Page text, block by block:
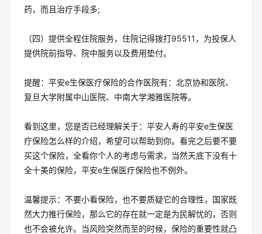
药，而且治疗手段多;
（四）提供全程住院服务，住院记得拨打95511，为投保人
提供院前指导、院中服务以及费用垫付。
提醒：平安e生保医疗保险的合作医院有：北京协和医院、
复旦大学附属中山医院、中南大学湘雅医院等。
看到这里，您是否已经理解关于：平安人寿的平安e生保医
疗保险怎么样的介绍，希望可以帮助到你。看完之后要不要
买这个保险，全看你个人的考虑与需求，当然天底下没有十
全十美的保险，平安e生保医疗保险也不例外。
温馨提示：不要小看保险，也不要质疑它的合理性，国家既
然大力推行保险，那么它的存在就一定是为民解忧的，否则
也不会被允许。当风险突然而至的时候，保险的重要性就凸